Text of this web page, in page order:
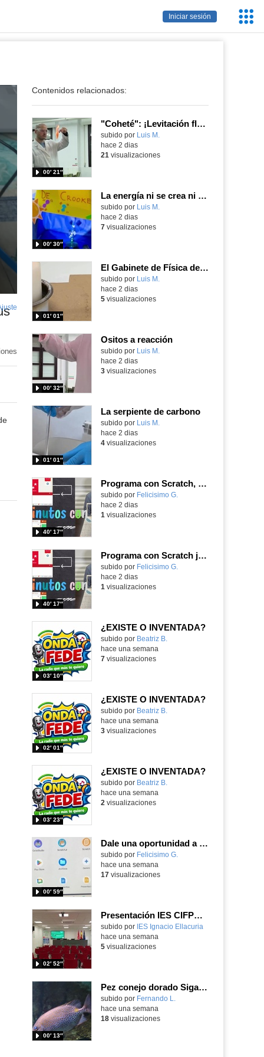
Iniciar sesión
pantalla
Contenidos relacionados:
"Coheté": ¡Levitación flamígera!
Contenido educativo.
subido por Luis M.
00′ 21″
hace 2 dias
21 visualizaciones
La energía ni se crea ni se destruye... ¡se experimenta! El Tierno en la Feria Madrid es Ciencia 2026
Contenido educativo.
subido por Luis M.
00′ 30″
hace 2 dias
7visualizaciones
El Gabinete de Física del IES Enrique Tierno Galván de Parla (Curso 25-26)
Contenido educativo.
subido por Luis M.
01′ 01″
hace 2 dias
5visualizaciones
Ositos a reacción
Contenido educativo.
subido por Luis M.
00′ 32″
hace 2 dias
3visualizaciones
La serpiente de carbono
Contenido educativo.
subido por Luis M.
01′ 01″
hace 2 dias
4visualizaciones
Programa con Scratch, 8 diferentes juegos para vivir la emoción de los partidos de España en el mundial 2026
Contenido educativo.
subido por Felicisimo G.
40′ 17″
hace 2 dias
1 visualizaciones
Programa con Scratch juegos con los partidos del mundial 2026 ganados por España
Contenido educativo.
subido por Felicisimo G.
40′ 17″
hace 2 dias
1 visualizaciones
¿EXISTE O INVENTADA?
Contenido educativo.
subido por Beatriz B.
03′ 10″
hace una semana
7visualizaciones
¿EXISTE O INVENTADA?
Contenido educativo.
subido por Beatriz B.
02′ 01″
hace una semana
3visualizaciones
¿EXISTE O INVENTADA?
Contenido educativo.
subido por Beatriz B.
03′ 23″
hace una semana
2 visualizaciones
Dale una oportunidad a los Chromebooks y utiliza un proyector para realizar talleres si no tienes pantallas táctiles
Contenido educativo.
subido por Felicisimo G.
00′ 59″
hace una semana
17visualizaciones
Presentación IES CIFPD Ignacio Ellacuría
Contenido educativo.
subido por IES Ignacio Ellacuria
02′ 52″
hace una semana
5visualizaciones
Pez conejo dorado Siganus guttatus (Bloch, 1786)
Contenido educativo.
subido por Fernando L.
00′ 13″
hace una semana
18visualizaciones